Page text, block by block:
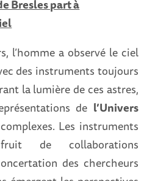
Bresles part à
l’homme a observé le ciel
des instruments toujours
la lumière de ces astres,
de l’Univers
Les instruments
de collaborations
des chercheurs